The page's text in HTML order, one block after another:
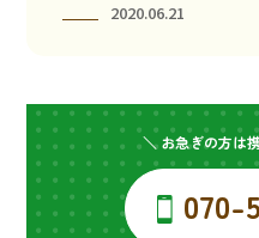
2020.06.21
＼ お急ぎの方は
070-